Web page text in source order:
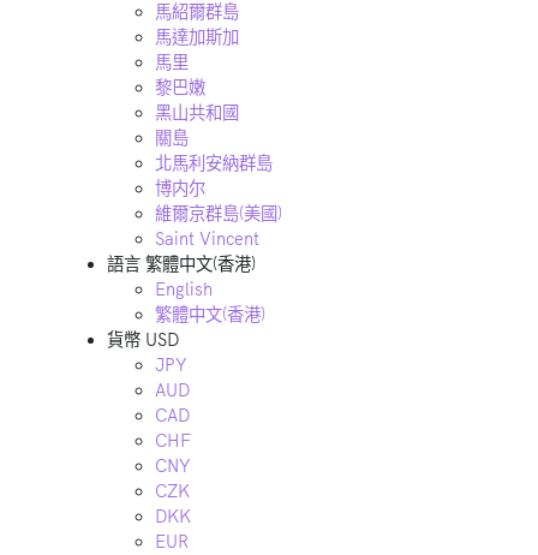
馬紹爾群島
馬達加斯加
馬里
黎巴嫩
黑山共和國
關島
北馬利安納群島
博内尔
維爾京群島(美國)
Saint Vincent
語言 繁體中文(香港)
English
繁體中文(香港)
貨幣 USD
JPY
AUD
CAD
CHF
CNY
CZK
DKK
EUR